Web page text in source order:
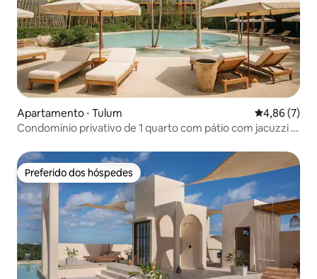
Apartamento ⋅ Tulum 4,86 de uma
4,86 (7)
Condomínio privativo de 1 quarto com pátio com jacuzzi +
Preferido dos hóspedes
Preferido dos hóspedes